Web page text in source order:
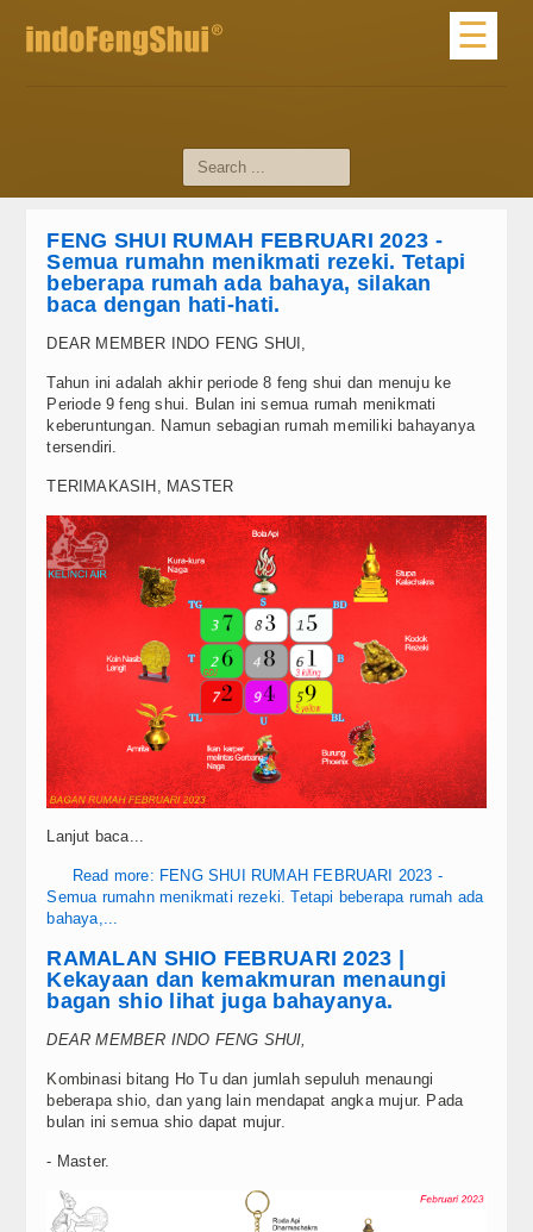
About Us
Profile Master
dari Master
Materi Dasar
Artikel Feng Shui
Artikel Umum
Berita
Simbol
Top Artikel
Update Reguler
Tools
Cek KUA
Video
FAQ
Kontak
Blog
☰
FENG SHUI RUMAH FEBRUARI 2023 -
Semua rumahn menikmati rezeki. Tetapi
beberapa rumah ada bahaya, silakan
baca dengan hati-hati.
DEAR MEMBER INDO FENG SHUI,
Tahun ini adalah akhir periode 8 feng shui dan menuju ke
Periode 9 feng shui. Bulan ini semua rumah menikmati
keberuntungan. Namun sebagian rumah memiliki bahayanya
tersendiri.
TERIMAKASIH, MASTER
Lanjut baca...
Read more: FENG SHUI RUMAH FEBRUARI 2023 -
Semua rumahn menikmati rezeki. Tetapi beberapa rumah ada
bahaya,...
RAMALAN SHIO FEBRUARI 2023 |
Kekayaan dan kemakmuran menaungi
bagan shio lihat juga bahayanya.
DEAR MEMBER INDO FENG SHUI,
Kombinasi bitang Ho Tu dan jumlah sepuluh menaungi
beberapa shio, dan yang lain mendapat angka mujur. Pada
bulan ini semua shio dapat mujur.
- Master.